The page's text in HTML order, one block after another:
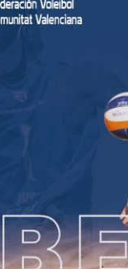
20
26/27
15/07/